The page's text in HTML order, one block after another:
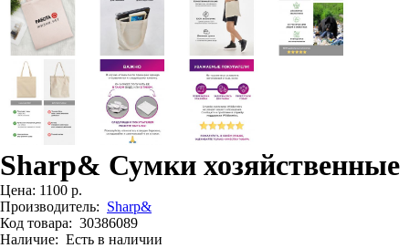
Sharp& Сумки хозяйственные
Цена: 1100 р.
Производитель: Sharp&
Код товара: 30386089
Наличие: Есть в наличии